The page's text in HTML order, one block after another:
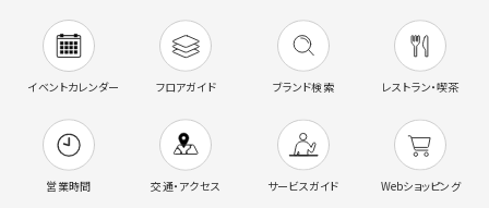
イベントカレンダー フロアガイド ブランド検索 レストラン・喫茶
営業時間 交通・アクセス サービスガイド Webショッピング